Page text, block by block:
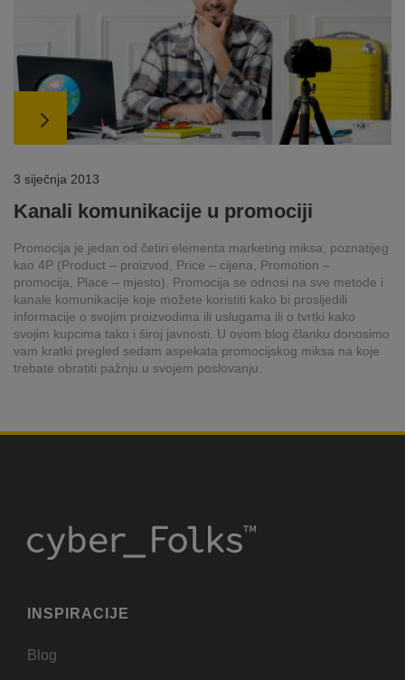
3 siječnja 2013
Kanali komunikacije u promociji
Promocija je jedan od četiri elementa marketing miksa, poznatijeg
kao 4P (Product – proizvod, Price – cijena, Promotion –
promocija, Place – mjesto). Promocija se odnosi na sve metode i
kanale komunikacije koje možete koristiti kako bi prosljedili
informacije o svojim proizvodima ili uslugama ili o tvrtki kako
svojim kupcima tako i široj javnosti. U ovom blog članku donosimo
vam kratki pregled sedam aspekata promocijskog miksa na koje
trebate obratiti pažnju u svojem poslovanju.
INSPIRACIJE
Blog